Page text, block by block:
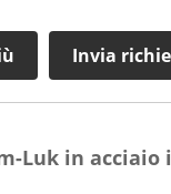
Invia
Luk in